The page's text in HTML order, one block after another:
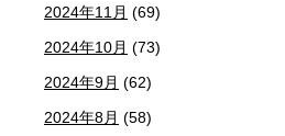
2024年11月 (69)
2024年10月 (73)
2024年9月 (62)
2024年8月 (58)